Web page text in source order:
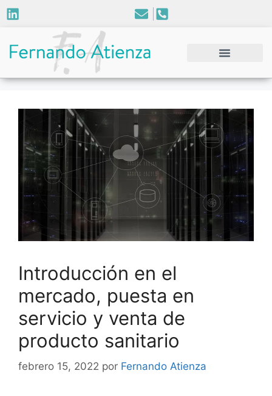
Introducción en el
mercado, puesta en
servicio y venta de
producto sanitario
febrero 15, 2022 por Fernando Atienza